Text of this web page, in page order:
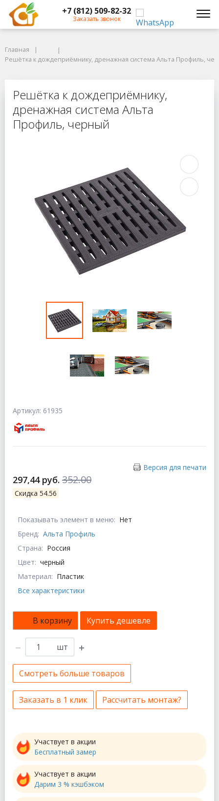
+7 (812) 509-82-32
Заказать звонок
Решётка к дождеприёмнику, дренажная система Альта Профиль,
Решётка к дождеприёмнику,
Главная
Решётка к дождеприёмнику, дренажная система Альта Профиль,
Решётка к дождеприёмнику,
дренажная система Альта
Профиль, черный
Артикул: 61935
Версия для печати
297,44 руб. 352.00
Скидка 54.56
Показывать элемент в меню: Нет
Бренд: Альта Профиль
Страна: Россия
Цвет: черный
Материал: Пластик
Все характеристики
В корзину Купить дешевле
шт
Смотреть больше товаров
Заказать в 1 клик Рассчитать монтаж?
Участвует в акции
Бесплатный замер
Участвует в акции
Дарим 3 % кэшбэком